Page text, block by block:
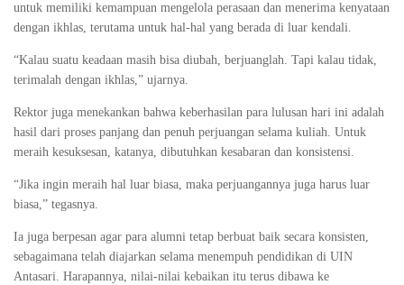
untuk memiliki kemampuan mengelola perasaan dan menerima kenyataan
dengan ikhlas, terutama untuk hal-hal yang berada di luar kendali.
“Kalau suatu keadaan masih bisa diubah, berjuanglah. Tapi kalau tidak,
terimalah dengan ikhlas,” ujarnya.
Rektor juga menekankan bahwa keberhasilan para lulusan hari ini adalah
hasil dari proses panjang dan penuh perjuangan selama kuliah. Untuk
meraih kesuksesan, katanya, dibutuhkan kesabaran dan konsistensi.
“Jika ingin meraih hal luar biasa, maka perjuangannya juga harus luar
biasa,” tegasnya.
Ia juga berpesan agar para alumni tetap berbuat baik secara konsisten,
sebagaimana telah diajarkan selama menempuh pendidikan di UIN
Antasari. Harapannya, nilai-nilai kebaikan itu terus dibawa ke